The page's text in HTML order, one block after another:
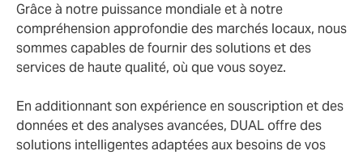
Grâce à notre puissance mondiale et à notre
compréhension approfondie des marchés locaux, nous
sommes capables de fournir des solutions et des
services de haute qualité, où que vous soyez.
En additionnant son expérience en souscription et des
données et des analyses avancées, DUAL offre des
solutions intelligentes adaptées aux besoins de vos